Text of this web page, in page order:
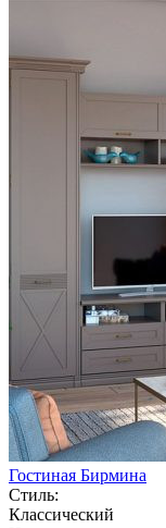
Гостиная Бирмина
Стиль:
Классический